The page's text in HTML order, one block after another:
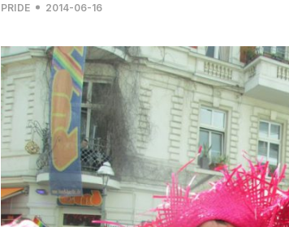
PRIDE 2014-06-16